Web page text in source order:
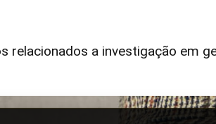
relacionados a investigação em